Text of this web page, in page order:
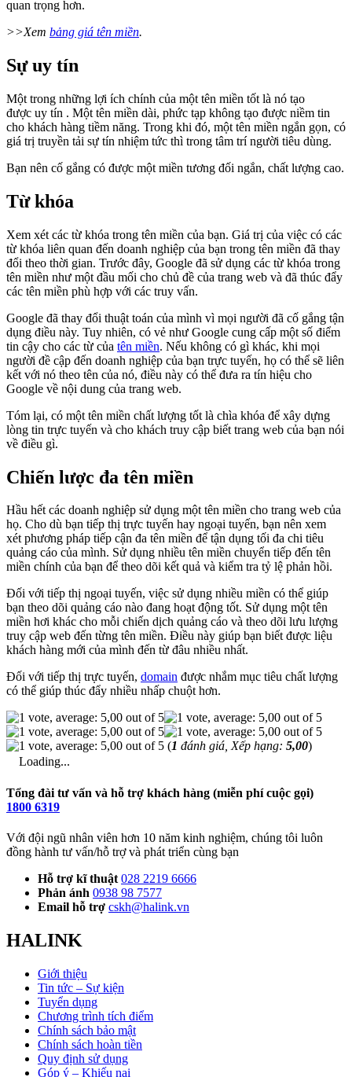
quan trọng hơn.
>>Xem bảng giá tên miền.
Sự uy tín
Một trong những lợi ích chính của một tên miền tốt là nó tạo
được uy tín . Một tên miền dài, phức tạp không tạo được niềm tin
cho khách hàng tiềm năng. Trong khi đó, một tên miền ngắn gọn, có
giá trị truyền tải sự tín nhiệm tức thì trong tâm trí người tiêu dùng.
Bạn nên cố gắng có được một miền tương đối ngắn, chất lượng cao.
Từ khóa
Xem xét các từ khóa trong tên miền của bạn. Giá trị của việc có các
từ khóa liên quan đến doanh nghiệp của bạn trong tên miền đã thay
đổi theo thời gian. Trước đây, Google đã sử dụng các từ khóa trong
tên miền như một đầu mối cho chủ đề của trang web và đã thúc đẩy
các tên miền phù hợp với các truy vấn.
Google đã thay đổi thuật toán của mình vì mọi người đã cố gắng tận
dụng điều này. Tuy nhiên, có vẻ như Google cung cấp một số điểm
tin cậy cho các từ của tên miền. Nếu không có gì khác, khi mọi
người đề cập đến doanh nghiệp của bạn trực tuyến, họ có thể sẽ liên
kết với nó theo tên của nó, điều này có thể đưa ra tín hiệu cho
Google về nội dung của trang web.
Tóm lại, có một tên miền chất lượng tốt là chìa khóa để xây dựng
lòng tin trực tuyến và cho khách truy cập biết trang web của bạn nói
về điều gì.
Chiến lược đa tên miền
Hầu hết các doanh nghiệp sử dụng một tên miền cho trang web của
họ. Cho dù bạn tiếp thị trực tuyến hay ngoại tuyến, bạn nên xem
xét phương pháp tiếp cận đa tên miền để tận dụng tối đa chi tiêu
quảng cáo của mình. Sử dụng nhiều tên miền chuyển tiếp đến tên
miền chính của bạn để theo dõi kết quả và kiểm tra tỷ lệ phản hồi.
Đối với tiếp thị ngoại tuyến, việc sử dụng nhiều miền có thể giúp
bạn theo dõi quảng cáo nào đang hoạt động tốt. Sử dụng một tên
miền hơi khác cho mỗi chiến dịch quảng cáo và theo dõi lưu lượng
truy cập web đến từng tên miền. Điều này giúp bạn biết được liệu
khách hàng mới của mình đến từ đâu nhiều nhất.
Đối với tiếp thị trực tuyến, domain được nhắm mục tiêu chất lượng
có thể giúp thúc đẩy nhiều nhấp chuột hơn.
(1 đánh giá, Xếp hạng: 5,00)
Loading...
Tổng đài tư vấn và hỗ trợ khách hàng (miễn phí cuộc gọi)
1800 6319
Với đội ngũ nhân viên hơn 10 năm kinh nghiệm, chúng tôi luôn
đồng hành tư vấn/hỗ trợ và phát triển cùng bạn
Hỗ trợ kĩ thuật 028 2219 6666
Phản ánh 0938 98 7577
Email hỗ trợ cskh@halink.vn
HALINK
Giới thiệu
Tin tức – Sự kiện
Tuyển dụng
Chương trình tích điểm
Chính sách bảo mật
Chính sách hoàn tiền
Quy định sử dụng
Góp ý – Khiếu nại